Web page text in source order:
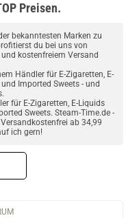
Preisen.
bekanntesten Marken zu
du bei uns von
kostenfreiem Versand
Händler für E-Zigaretten, E-
Imported Sweets - und
für E-Zigaretten, E-Liquids
Sweets. Steam-Time.de -
ab 34,99
ich gern!